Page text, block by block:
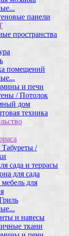
панели
пространства
помещений
и печи
/ Потолок
дом
техника
Табуреты /
сада и террасы
для сада
для
и навесы
ткани